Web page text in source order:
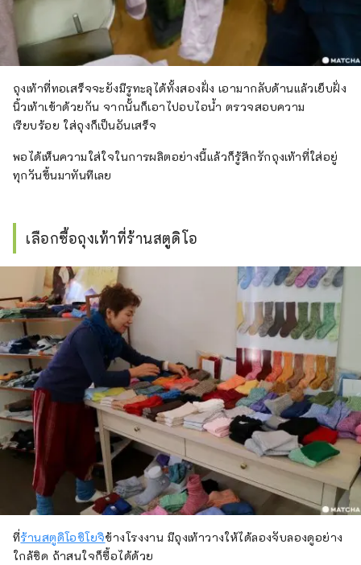
ถุงเท้าที่ทอเสร็จจะยังมีรูทะลุได้ทั้งสองฝั่ง เอามากลับด้านแล้วเย็บฝั่ง
นิ้วเท้าเข้าด้วยกัน จากนั้นก็เอาไปอบไอน้ำ ตรวจสอบความ
เรียบร้อย ใส่ถุงก็เป็นอันเสร็จ
พอได้เห็นความใส่ใจในการผลิตอย่างนี้แล้วก็รู้สึกรักถุงเท้าที่ใส่อยู่
ทุกวันขึ้นมาทันทีเลย
เลือกซื้อถุงเท้าที่ร้านสตูดิโอ
ที่ร้านสตูดิโอชิโยจิข้างโรงงาน มีถุงเท้าวางให้ได้ลองจับลองดูอย่าง
ใกล้ชิด ถ้าสนใจก็ซื้อได้ด้วย